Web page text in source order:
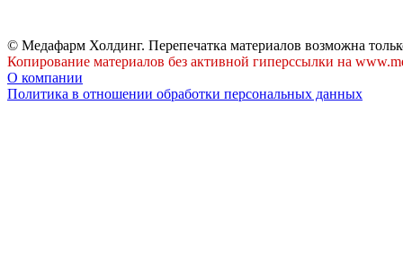
© Медафарм Холдинг. Перепечатка материалов возможна
Копирование материалов без активной гиперссылки на
О компании
Политика в отношении обработки персональных данных